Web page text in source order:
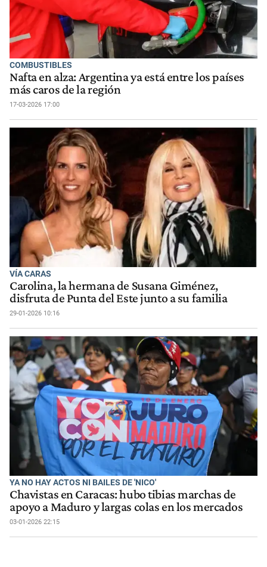
COMBUSTIBLES
Nafta en alza: Argentina ya está entre los países
más caros de la región
17-03-2026 17:00
VÍA CARAS
Carolina, la hermana de Susana Giménez,
disfruta de Punta del Este junto a su familia
29-01-2026 10:16
YA NO HAY ACTOS NI BAILES DE 'NICO'
Chavistas en Caracas: hubo tibias marchas de
apoyo a Maduro y largas colas en los mercados
03-01-2026 22:15